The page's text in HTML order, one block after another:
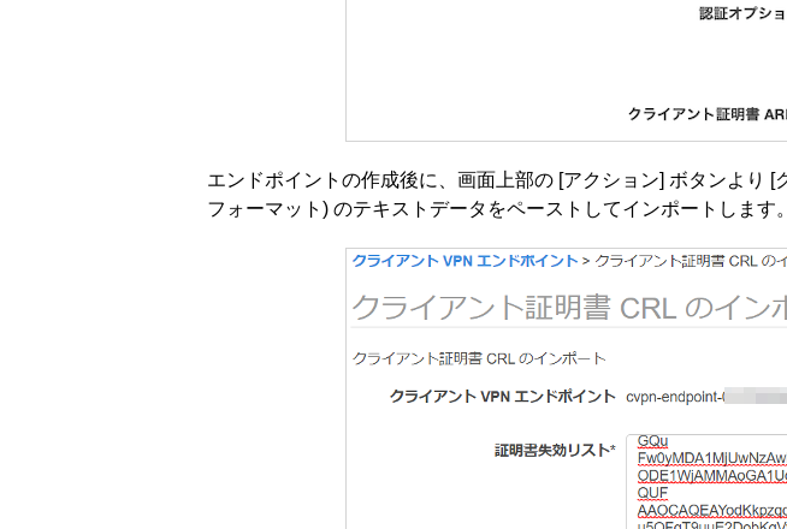
エンドポイントの作成後に、画面上部の [アクション] ボタンより
フォーマット) のテキストデータをペーストしてインポートします。